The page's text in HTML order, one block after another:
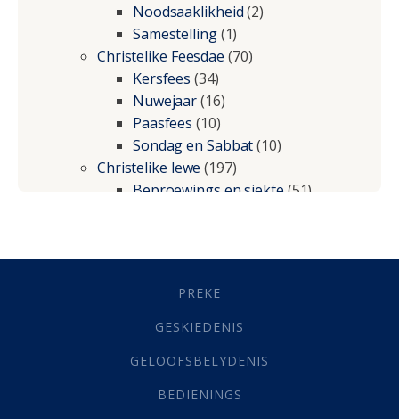
Noodsaaklikheid(2)
Samestelling(1)
Christelike Feesdae (70)
Kersfees (34)
Nuwejaar(16)
Paasfees (10)
Sondag en Sabbat(10)
Christelike lewe (197)
Beproewings en siekte(51)
Geestelike Groei(10)
(21)
Grys Areas(4)
Lewensdoel(3)
Selfondersoek(1)
PREKE
GESKIEDENIS
GELOOFSBELYDENIS
BEDIENINGS